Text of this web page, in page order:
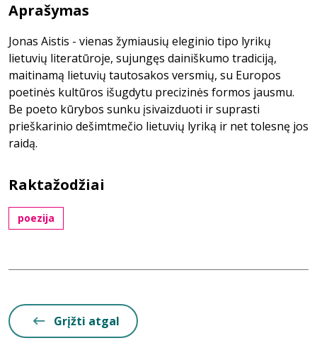
Aprašymas
Jonas Aistis - vienas žymiausių eleginio tipo lyrikų
lietuvių literatūroje, sujungęs dainiškumo tradiciją,
maitinamą lietuvių tautosakos versmių, su Europos
poetinės kultūros išugdytu precizinės formos jausmu.
Be poeto kūrybos sunku įsivaizduoti ir suprasti
prieškarinio dešimtmečio lietuvių lyriką ir net tolesnę jos
raidą.
Raktažodžiai
poezija
Grįžti atgal